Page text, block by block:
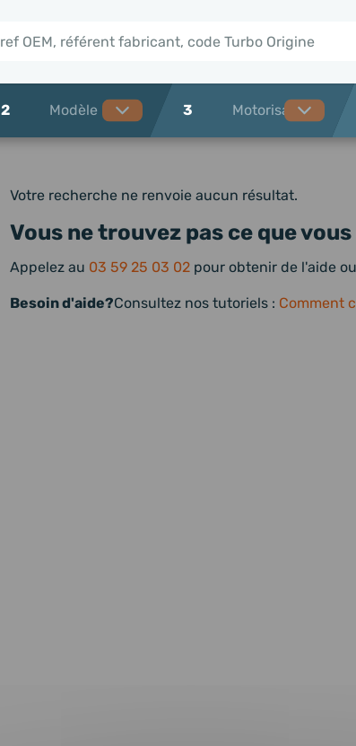
2 3
Votre recherche ne renvoie aucun résultat.
Vous ne trouvez pas ce que
Appelez au 03 59 25 03 02 pour obtenir de l'aide
Besoin d'aide?Consultez nos tutoriels : Comment